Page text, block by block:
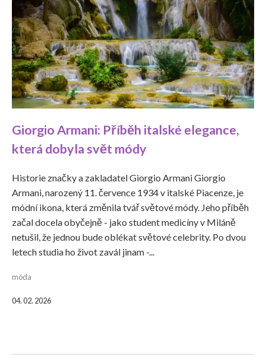
Giorgio Armani: Příběh italské elegance,
která dobyla svět módy
Historie značky a zakladatel Giorgio Armani Giorgio
Armani, narozený 11. července 1934 v italské Piacenze, je
módní ikona, která změnila tvář světové módy. Jeho příběh
začal docela obyčejně - jako student medicíny v Miláně
netušil, že jednou bude oblékat světové celebrity. Po dvou
letech studia ho život zavál jinam -...
móda
04. 02. 2026